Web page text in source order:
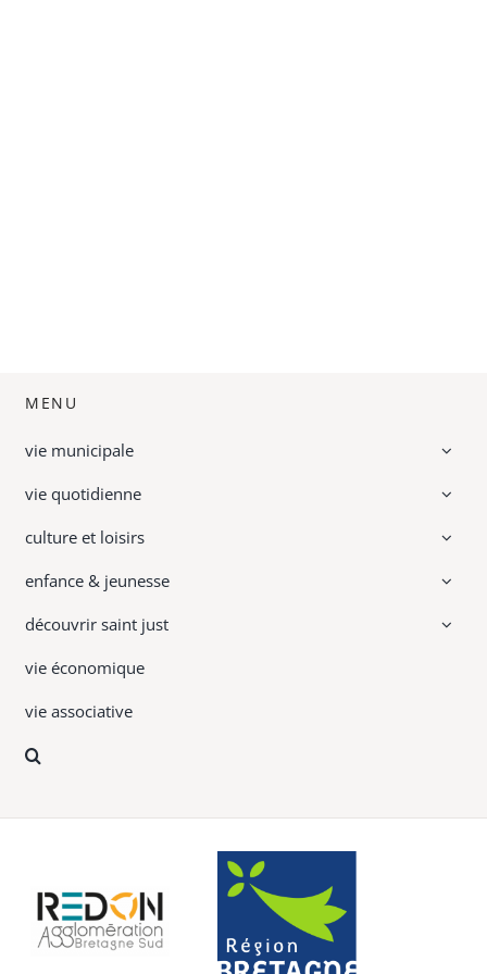
MENU
vie municipale
vie quotidienne
culture et loisirs
enfance & jeunesse
découvrir saint just
vie économique
vie associative